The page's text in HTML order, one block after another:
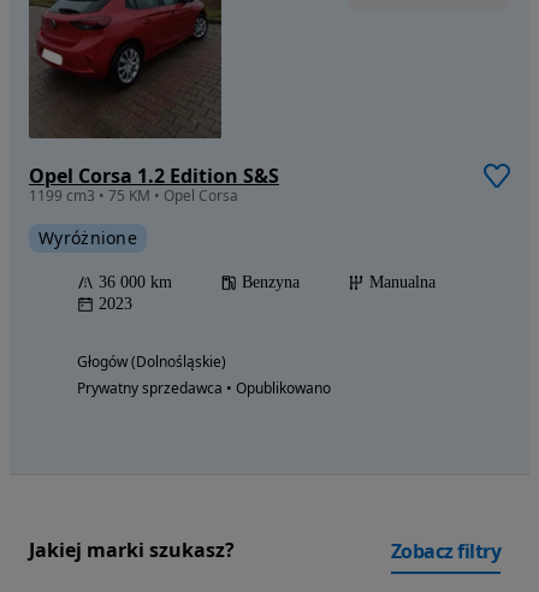
Opel Corsa 1.2 Edition S&S
1199 cm3 • 75 KM • Opel Corsa
Wyróżnione
36 000 km Benzyna
Manualna
2023
Głogów (Dolnośląskie)
Prywatny sprzedawca • Opublikowano
Jakiej marki szukasz? Zobacz filtry